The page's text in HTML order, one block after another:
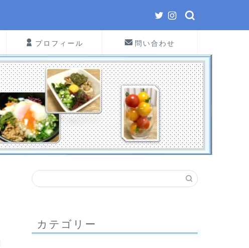
プロフィール 問い合わせ
カテゴリー